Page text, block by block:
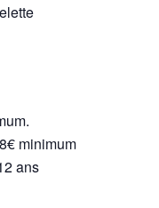
minimum
ans